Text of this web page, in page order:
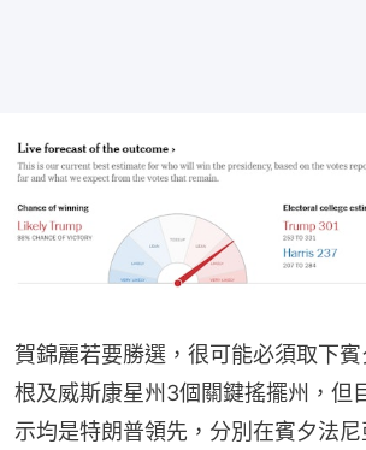
賀錦麗若要勝選，很可能必須取下
根及威斯康星州3個關鍵搖擺州，但
示均是特朗普領先，分別在賓夕法